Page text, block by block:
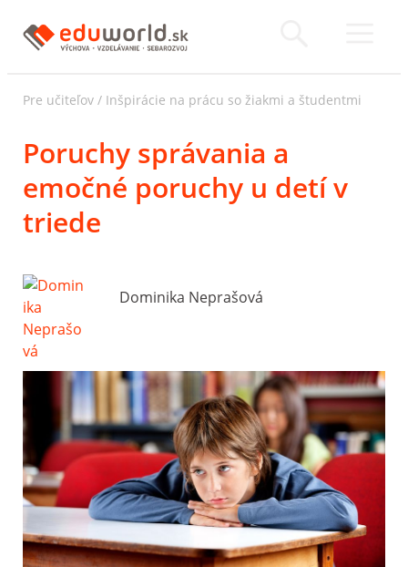
Pre učiteľov / Inšpirácie na prácu so žiakmi a študentmi
Poruchy správania a
emočné poruchy u detí v
triede
Dominika Neprašová